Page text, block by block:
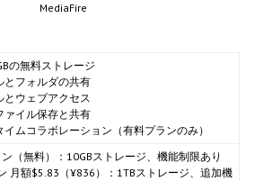
MediaFire
の無料ストレージ
とフォルダの共有
とウェブアクセス
ァイル保存と共有
イムコラボレーション（有料プランのみ）
ン（無料）：10GBストレージ、機能制限あり
月額$5.83（¥836）：1TBストレージ、追加機